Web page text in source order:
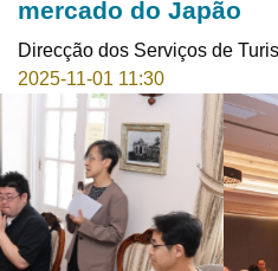
mercado do Japão
Direcção dos Serviços de
2025-11-01 11:30